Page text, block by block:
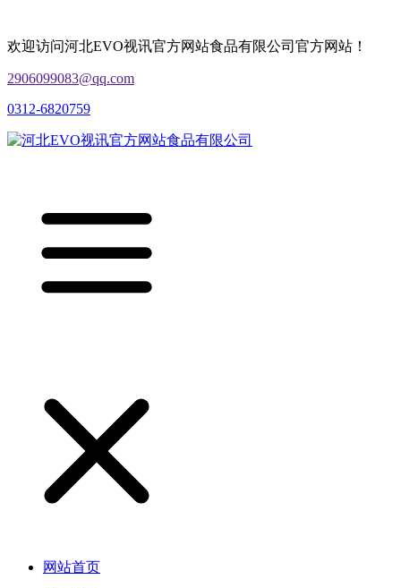
欢迎访问河北EVO视讯官方网站食品有限公司官方网站！
2906099083@qq.com
0312-6820759
网站首页